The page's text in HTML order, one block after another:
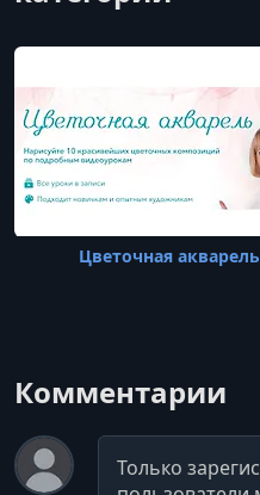
Цветочная акварель
Комментарии
Комментарий